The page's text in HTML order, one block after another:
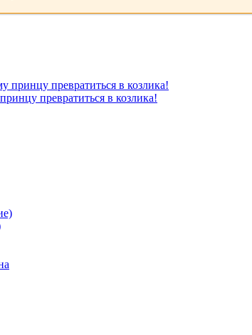
превратиться в козлика!